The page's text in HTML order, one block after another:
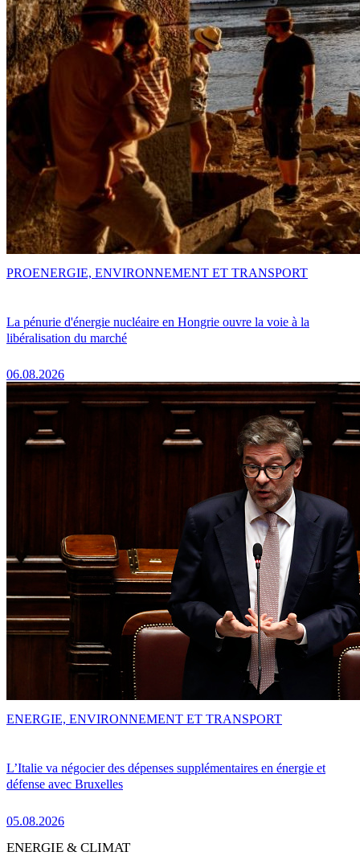
La pénurie d'énergie nucléaire en Hongrie ouvre la voie à la
libéralisation du marché
06.08.2026
PROENERGIE, ENVIRONNEMENT ET TRANSPORT
L’Italie va négocier des dépenses supplémentaires en énergie et
défense avec Bruxelles
05.08.2026
ENERGIE, ENVIRONNEMENT ET TRANSPORT
ENERGIE & CLIMAT